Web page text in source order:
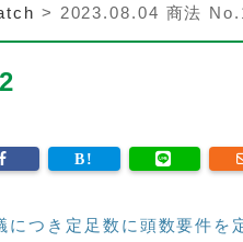
> 2023.08.04 商法
つき定足数に頭数要件を